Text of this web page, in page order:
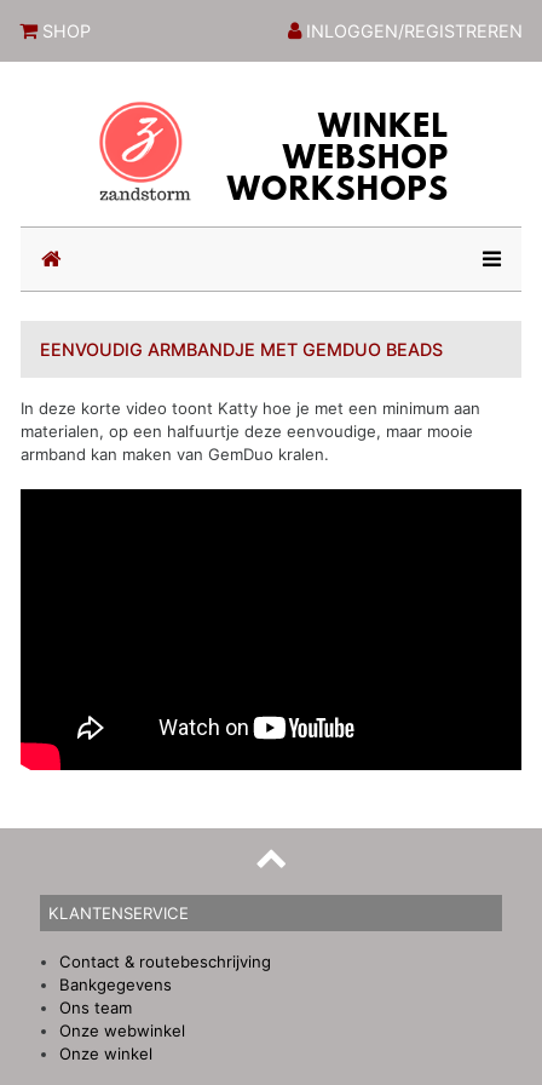
SHOP INLOGGEN/REGISTREREN
(current)
EENVOUDIG ARMBANDJE MET GEMDUO BEADS
In deze korte video toont Katty hoe je met een minimum aan
materialen, op een halfuurtje deze eenvoudige, maar mooie
armband kan maken van GemDuo kralen.
KLANTENSERVICE
Contact & routebeschrijving
Bankgegevens
Ons team
Onze webwinkel
Onze winkel